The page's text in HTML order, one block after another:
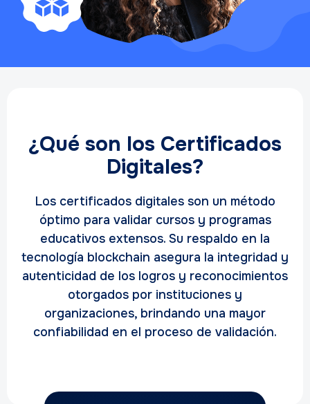
¿Qué son los Certificados
Digitales?
Los certificados digitales son un método
óptimo para validar cursos y programas
educativos extensos. Su respaldo en la
tecnología blockchain asegura la integridad y
autenticidad de los logros y reconocimientos
otorgados por instituciones y
organizaciones, brindando una mayor
confiabilidad en el proceso de validación.